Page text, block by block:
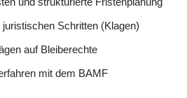
Schritten (Klagen)
auf Bleiberechte
mit dem BAMF